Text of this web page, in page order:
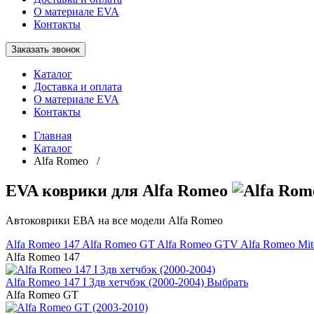
О материале EVA
Контакты
Заказать звонок
Каталог
Доставка и оплата
О материале EVA
Контакты
Главная
Каталог
Alfa Romeo /
EVA коврики для Alfa Romeo
Автоковрики ЕВА на все модели Alfa Romeo
Alfa Romeo 147 Alfa Romeo GT Alfa Romeo GTV Alfa Romeo
Alfa Romeo 147
Alfa Romeo 147 I 3дв хетчбэк (2000-2004) Выбрать
Alfa Romeo GT